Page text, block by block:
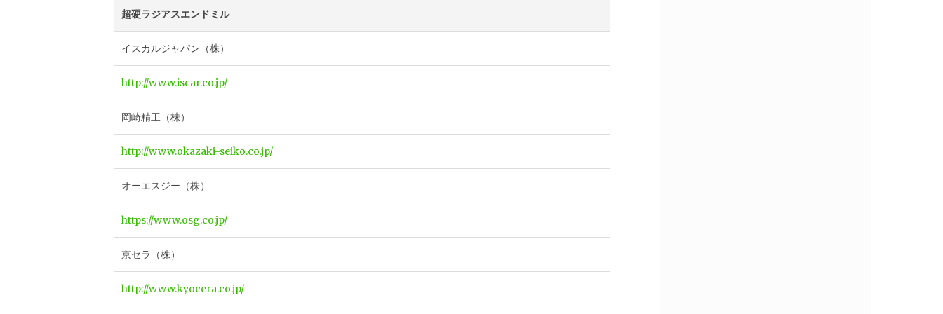
超硬ラジアスエンドミル
イスカルジャパン（株）
http://www.iscar.co.jp/
岡崎精工（株）
http://www.okazaki-seiko.co.jp/
オーエスジー（株）
https://www.osg.co.jp/
京セラ（株）
http://www.kyocera.co.jp/